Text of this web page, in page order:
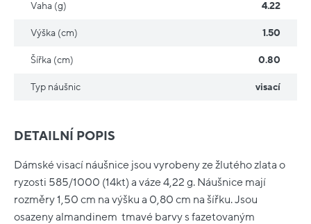
DETAILNÍ POPIS
Dámské visací náušnice jsou vyrobeny ze žlutého zlata o
ryzosti 585/1000 (14kt) a váze 4,22 g. Náušnice mají
rozměry 1,50 cm na výšku a 0,80 cm na šířku. Jsou
osazeny almandinem tmavé barvy s fazetovaným
Vaha (g) 4.22
Výška (cm) 1.50
Šířka (cm) 0.80
Typ náušnic visací